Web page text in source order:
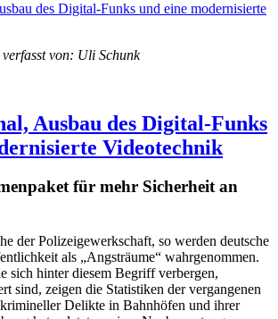
von: Uli Schunk
Ausbau des Digital-Funks
Videotechnik
für mehr Sicherheit an
der Polizeigewerkschaft, so werden deutsche
als „Angsträume“ wahrgenommen.
sich hinter diesem Begriff verbergen,
sind, zeigen die Statistiken der vergangenen
Delikte in Bahnhöfen und ihrer